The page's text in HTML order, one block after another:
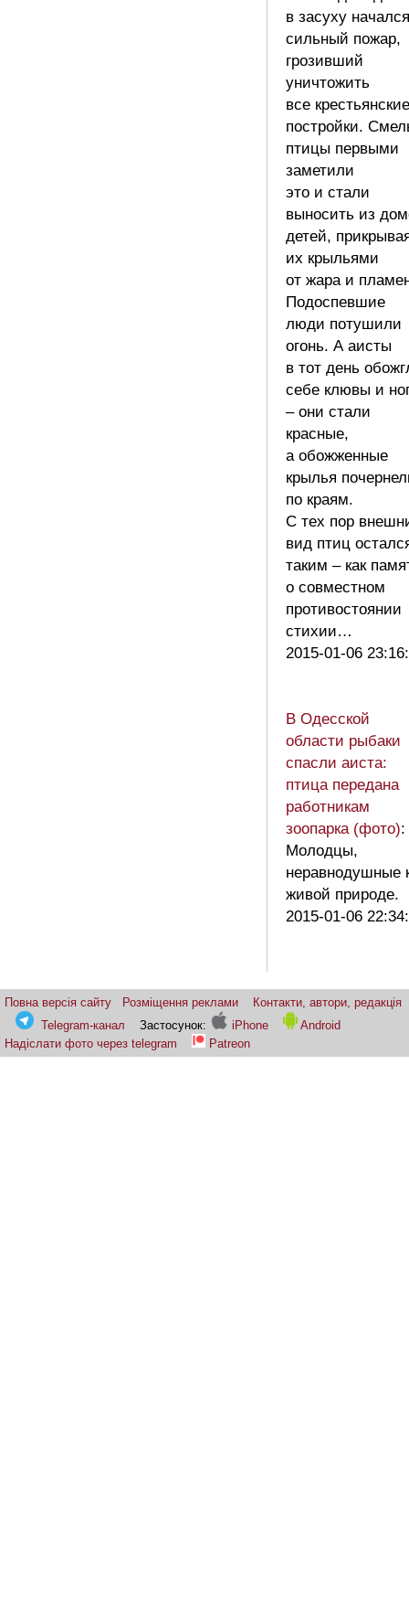
в засуху начался
сильный пожар,
грозивший
уничтожить
все крестьянские
постройки.
птицы первыми
заметили
это и стали
выносить из
детей,
их крыльями
от жара и
Подоспевшие
люди потушили
огонь. А аисты
в тот день
себе клювы и
– они стали
красные,
а обожженные
крылья
по краям.
С тех пор
вид птиц
таким – как
о совместном
противостоянии
стихии…
2015-01-06
В Одесской
области рыбаки
спасли аиста:
птица передана
работникам
зоопарка (фото):
Молодцы,
неравнодушные
живой природе.
2015-01-06
Повна версія сайту Розміщення реклами
Контакти, автори, редакція
Telegram-канал
Застосунок: iPhone
Android
Надіслати фото через telegram
Patreon